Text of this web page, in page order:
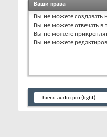
Ваши права
Вы не можете создавать
Вы не можете отвечать в
Вы не можете
Вы не можете